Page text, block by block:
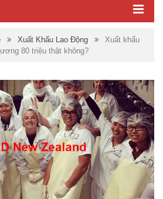
Xuất Khẩu Lao Động
Xuất khẩu
80 triệu thật không?